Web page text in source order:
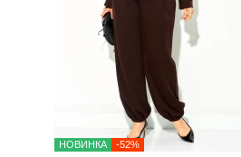
НОВИНКА -52%